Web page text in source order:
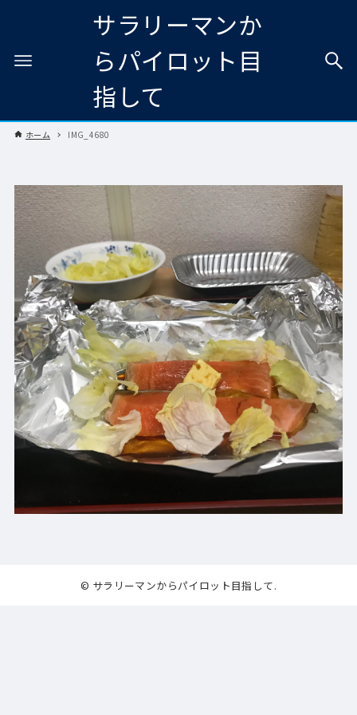
サラリーマンか
らパイロット目
指して
ホーム IMG_4680
© サラリーマンからパイロット目指して.